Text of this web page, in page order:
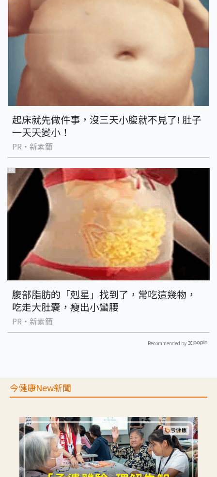
起床就先做件事，沒三天小腹就不見了! 肚子
一天天變小！
PR・新素簡
PR
腹部脂肪的「剋星」找到了，常吃這幾物，
吃走大肚囊，瘦出小蠻腰
PR・新素簡
Recommended by
今健康New新聞